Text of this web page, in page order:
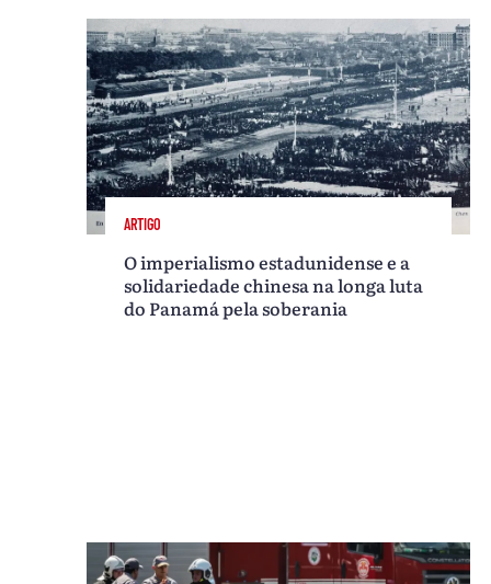
ARTIGO
O imperialismo estadunidense e a
solidariedade chinesa na longa luta
do Panamá pela soberania